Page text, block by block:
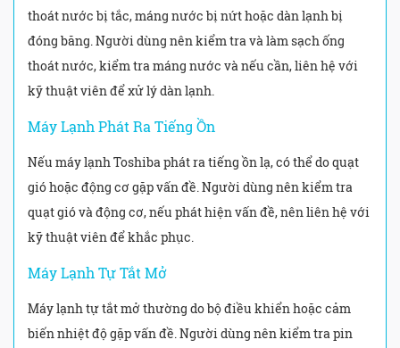
thoát nước bị tắc, máng nước bị nứt hoặc dàn lạnh bị
đóng băng. Người dùng nên kiểm tra và làm sạch ống
thoát nước, kiểm tra máng nước và nếu cần, liên hệ với
kỹ thuật viên để xử lý dàn lạnh.
Máy Lạnh Phát Ra Tiếng Ồn
Nếu máy lạnh Toshiba phát ra tiếng ồn lạ, có thể do quạt
gió hoặc động cơ gặp vấn đề. Người dùng nên kiểm tra
quạt gió và động cơ, nếu phát hiện vấn đề, nên liên hệ với
kỹ thuật viên để khắc phục.
Máy Lạnh Tự Tắt Mở
Máy lạnh tự tắt mở thường do bộ điều khiển hoặc cảm
biến nhiệt độ gặp vấn đề. Người dùng nên kiểm tra pin